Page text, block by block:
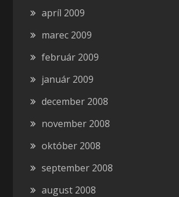
apríl 2009
marec 2009
február 2009
január 2009
december 2008
november 2008
október 2008
september 2008
august 2008